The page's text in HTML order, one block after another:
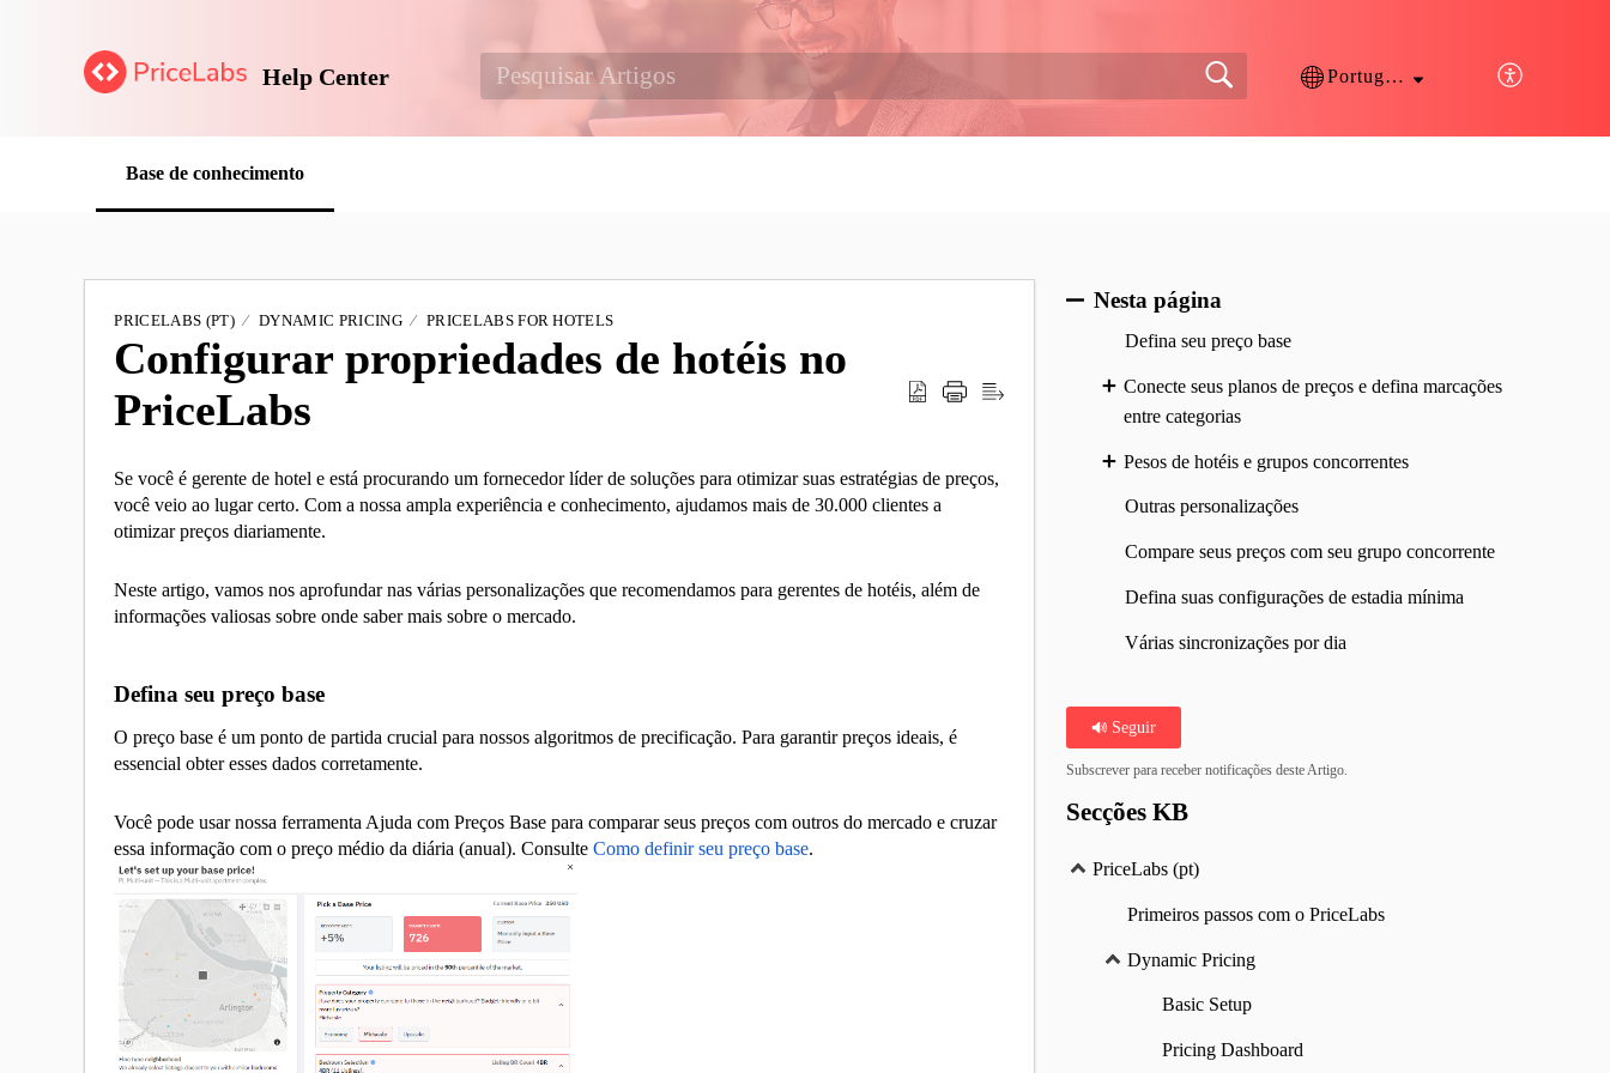
Help Center Português
Base de conhecimento
PRICELABS (PT) DYNAMIC PRICING PRICELABS FOR HOTELS
Configurar propriedades de hotéis no
PriceLabs
Se você é gerente de hotel e está procurando um fornecedor líder de soluções para otimizar suas estratégias de preços,
você veio ao lugar certo. Com a nossa ampla experiência e conhecimento, ajudamos mais de 30.000 clientes a
otimizar preços diariamente.
Neste artigo, vamos nos aprofundar nas várias personalizações que recomendamos para gerentes de hotéis, além de
informações valiosas sobre onde saber mais sobre o mercado.
Defina seu preço base
O preço base é um ponto de partida crucial para nossos algoritmos de precificação. Para garantir preços ideais, é
essencial obter esses dados corretamente.
Você pode usar nossa ferramenta Ajuda com Preços Base para comparar seus preços com outros do mercado e cruzar
essa informação com o preço médio da diária (anual). ConsulteComo definir seu preço base.
Nesta página
Defina seu preço base
Conecte seus planos de preços e defina marcações
entre categorias
Pesos de hotéis e grupos concorrentes
Outras personalizações
Compare seus preços com seu grupo concorrente
Defina suas configurações de estadia mínima
Várias sincronizações por dia
Seguir
Subscrever para receber notificações deste Artigo.
Secções KB
PriceLabs (pt)
Primeiros passos com o PriceLabs
Dynamic Pricing
Basic Setup
Pricing Dashboard